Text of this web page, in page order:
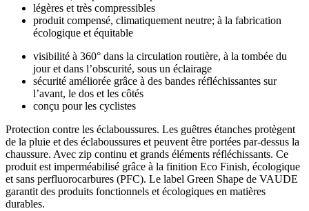
légères et très compressibles
produit compensé, climatiquement neutre; à la fabrication
écologique et équitable
visibilité à 360° dans la circulation routière, à la tombée du
jour et dans l’obscurité, sous un éclairage
sécurité améliorée grâce à des bandes réfléchissantes sur
l’avant, le dos et les côtés
conçu pour les cyclistes
Protection contre les éclaboussures. Les guêtres étanches protègent
de la pluie et des éclaboussures et peuvent être portées par-dessus la
chaussure. Avec zip continu et grands éléments réfléchissants. Ce
produit est imperméabilisé grâce à la finition Eco Finish, écologique
et sans perfluorocarbures (PFC). Le label Green Shape de VAUDE
garantit des produits fonctionnels et écologiques en matières
durables.